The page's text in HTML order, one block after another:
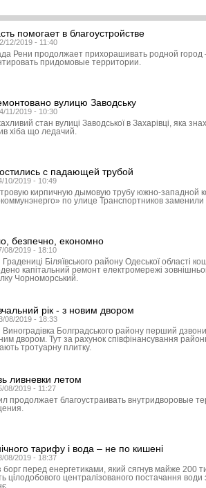
помогает в благоустройстве
12/2019 - 11:40
Рени продолжает прихорашивать родной город
придомовые территории.
вулицю Заводську
11/2019 - 10:30
стан вулиці Заводської в Захарівці, яка
хіба що ледачий.
с падающей трубой
10/2019 - 10:49
кирпичную дымовую трубу южно-западной
по улице Транс­порт­ников
безпечно, економно
08/2019 - 18:10
Градениці Біляївського району Одеської області
капітальний ремонт електромережі
Чорноморський.
рік - з новим двором
08/2019 - 18:33
Виноградівка Болградського району перший
двором. Тут за рахунок співфінансування
тротуарну плитку.
ливневки летом
08/2019 - 11:27
продолжает благоустраивать внутридворовые
тарифу і вода – не по кишені
08/2019 - 18:37
борг перед енергетиками, який сягнув майже 200
цілодобового централізованого постачання